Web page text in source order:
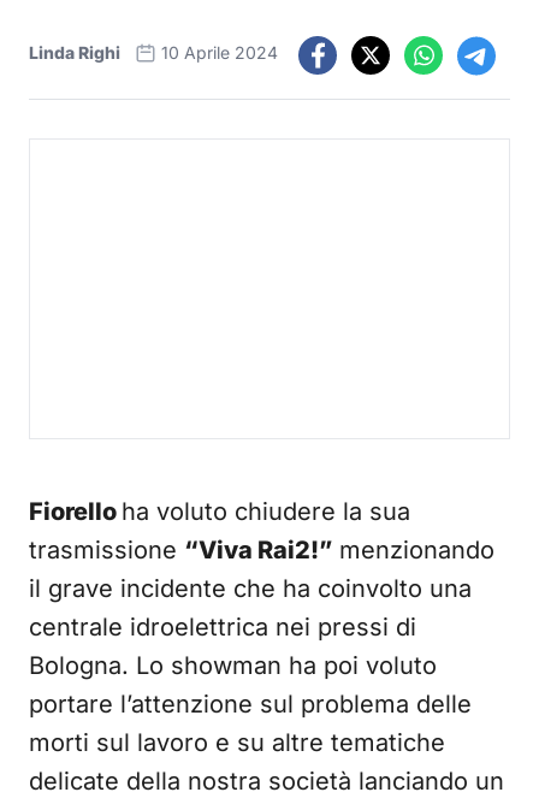
Linda Righi 10 Aprile 2024
Fiorello ha voluto chiudere la sua
trasmissione “Viva Rai2!” menzionando
il grave incidente che ha coinvolto una
centrale idroelettrica nei pressi di
Bologna. Lo showman ha poi voluto
portare l’attenzione sul problema delle
morti sul lavoro e su altre tematiche
delicate della nostra società lanciando un